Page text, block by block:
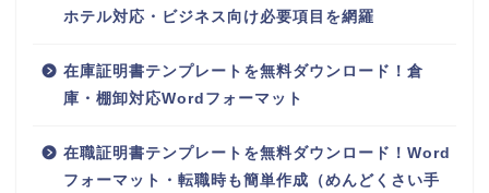
ホテル対応・ビジネス向け必要項目を網羅
在庫証明書テンプレートを無料ダウンロード！倉
庫・棚卸対応Wordフォーマット
在職証明書テンプレートを無料ダウンロード！Word
フォーマット・転職時も簡単作成（めんどくさい手